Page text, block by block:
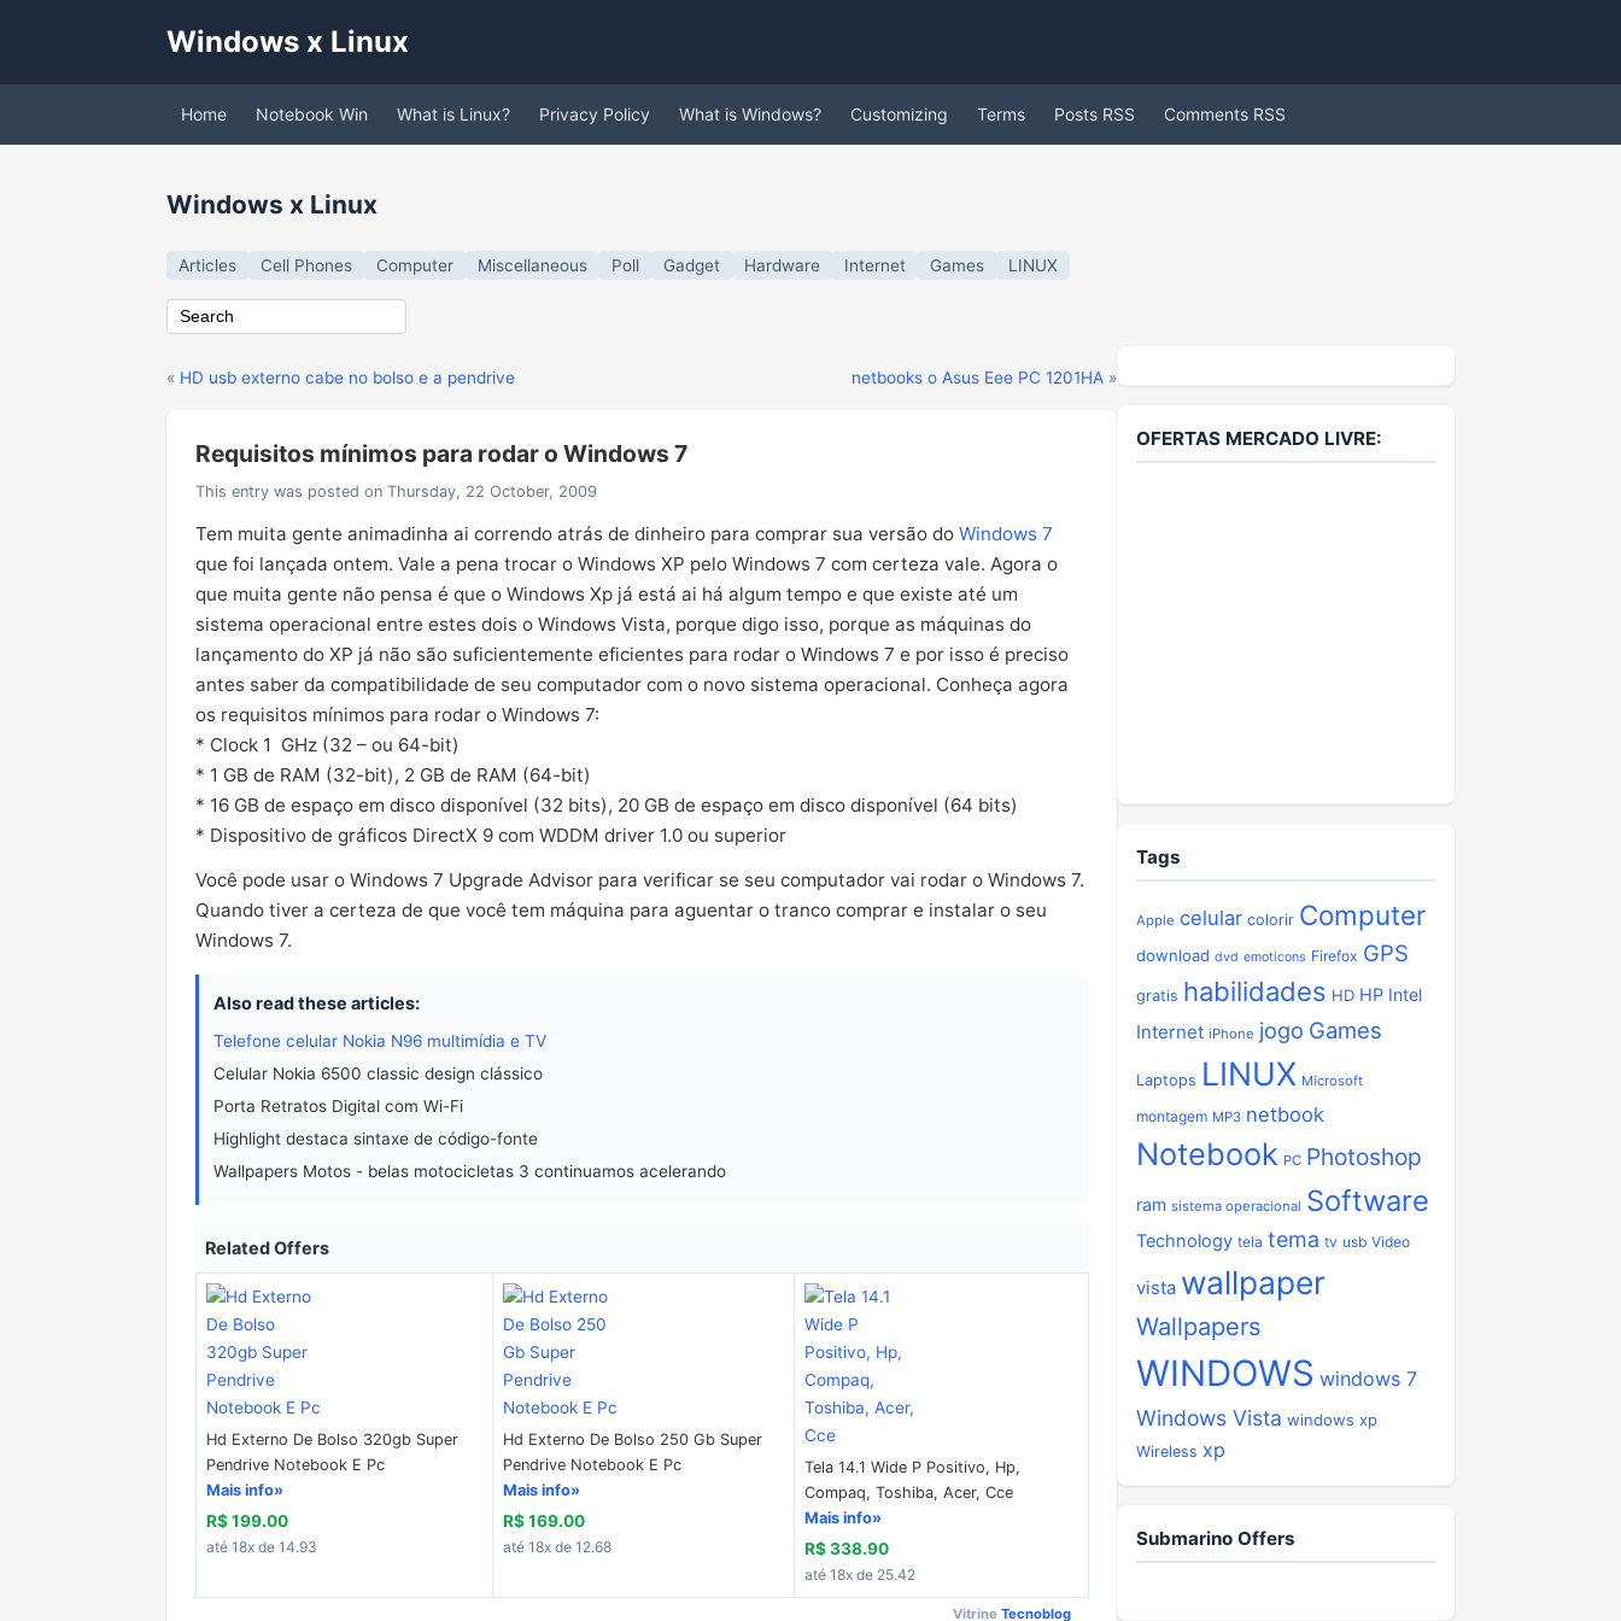
Windows x Linux
Home Notebook Win What is Linux? Privacy Policy What is Windows? Customizing Terms Posts RSS Comments RSS
Windows x Linux
Articles Cell Phones Computer Miscellaneous Poll Gadget Hardware Internet Games LINUX
« HD usb externo cabe no bolso e a pendrive netbooks o Asus Eee PC 1201HA »
Requisitos mínimos para rodar o Windows 7
This entry was posted on Thursday, 22 October, 2009
Tem muita gente animadinha ai correndo atrás de dinheiro para comprar sua versão do Windows 7
que foi lançada ontem. Vale a pena trocar o Windows XP pelo Windows 7 com certeza vale. Agora o
que muita gente não pensa é que o Windows Xp já está ai há algum tempo e que existe até um
sistema operacional entre estes dois o Windows Vista, porque digo isso, porque as máquinas do
lançamento do XP já não são suficientemente eficientes para rodar o Windows 7 e por isso é preciso
antes saber da compatibilidade de seu computador com o novo sistema operacional. Conheça agora
os requisitos mínimos para rodar o Windows 7:
* Clock 1 GHz (32 – ou 64-bit)
* 1 GB de RAM (32-bit), 2 GB de RAM (64-bit)
* 16 GB de espaço em disco disponível (32 bits), 20 GB de espaço em disco disponível (64 bits)
* Dispositivo de gráficos DirectX 9 com WDDM driver 1.0 ou superior
Você pode usar o Windows 7 Upgrade Advisor para verificar se seu computador vai rodar o Windows 7.
Quando tiver a certeza de que você tem máquina para aguentar o tranco comprar e instalar o seu
Windows 7.
Also read these articles:
Telefone celular Nokia N96 multimídia e TV
Celular Nokia 6500 classic design clássico
Porta Retratos Digital com Wi-Fi
Highlight destaca sintaxe de código-fonte
Wallpapers Motos - belas motocicletas 3 continuamos acelerando
Related Offers
Hd Externo De Bolso 320gb Super
Pendrive Notebook E Pc
Mais info»
R$ 199.00
até 18x de 14.93
Hd Externo De Bolso 250 Gb Super
Pendrive Notebook E Pc
Mais info»
R$ 169.00
até 18x de 12.68
Tela 14.1 Wide P Positivo, Hp,
Compaq, Toshiba, Acer, Cce
Mais info»
R$ 338.90
até 18x de 25.42
Vitrine Tecnoblog
OFERTAS MERCADO LIVRE:
Tags
Apple celular colorir Computer
download dvd emoticons Firefox GPS
gratis habilidades HD HP Intel
Internet iPhone jogo Games
Laptops LINUX Microsoft
montagem MP3 netbook
Notebook PC Photoshop
ram sistema operacional Software
Technology tela tema tv usb Video
vista wallpaper
Wallpapers
WINDOWS windows 7
Windows Vista windows xp
Wireless xp
Submarino Offers